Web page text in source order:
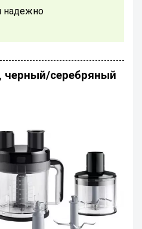
надежно
черный/серебряный